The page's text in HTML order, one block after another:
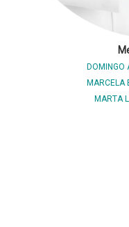
DOMINGO
MARCELA
MARTA